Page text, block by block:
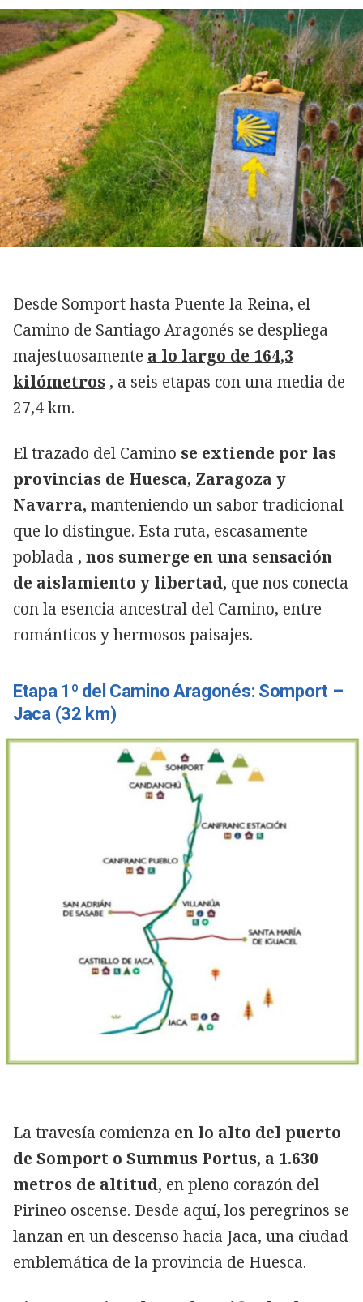
Desde Somport hasta Puente la Reina, el
Camino de Santiago Aragonés se despliega
majestuosamente a lo largo de 164,3
kilómetros , a seis etapas con una media de
27,4 km.
El trazado del Camino se extiende por las
provincias de Huesca, Zaragoza y
Navarra, manteniendo un sabor tradicional
que lo distingue. Esta ruta, escasamente
poblada , nos sumerge en una sensación
de aislamiento y libertad, que nos conecta
con la esencia ancestral del Camino, entre
románticos y hermosos paisajes.
Etapa 1º del Camino Aragonés: Somport –
Jaca (32 km)
La travesía comienza en lo alto del puerto
de Somport o Summus Portus, a 1.630
metros de altitud, en pleno corazón del
Pirineo oscense. Desde aquí, los peregrinos se
lanzan en un descenso hacia Jaca, una ciudad
emblemática de la provincia de Huesca.